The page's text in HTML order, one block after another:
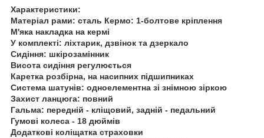
Характеристики:
Матеріал рами: сталь Кермо: 1-болтове кріплення
М'яка накладка на кермі
У комплекті: ліхтарик, дзвінок та дзеркало
Сидіння: шкірозамінник
Висота сидіння регулюється
Каретка розбірна, на насипних підшипниках
Система шатунів: одноелементна зі знімною зіркою
Захист ланцюга: повний
Гальма: передній - кліщовий, задній - педальний
Гумові колеса - 18 дюймів
Додаткові коліщатка страховки